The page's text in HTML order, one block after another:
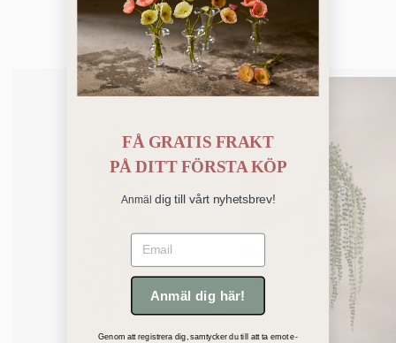
Bästsäljare
FÅ GRATIS FRAKT
PÅDITT FÖRSTA KÖP
Anmäl dig till vårt nyhetsbrev!
Email
Anmäl dig här!
Genom att registrera dig, samtycker du till att ta emot e-